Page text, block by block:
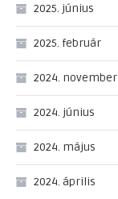
2025. június
2025. február
2024. november
2024. június
2024. május
2024. április